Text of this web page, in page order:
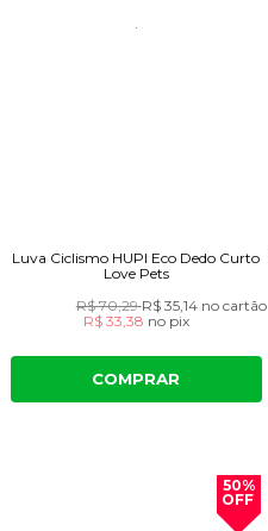
Luva Ciclismo HUPI Eco Dedo Curto
Love Pets
R$ 70,29R$ 35,14 no cartão
R$ 33,38 no pix
COMPRAR
50%
OFF